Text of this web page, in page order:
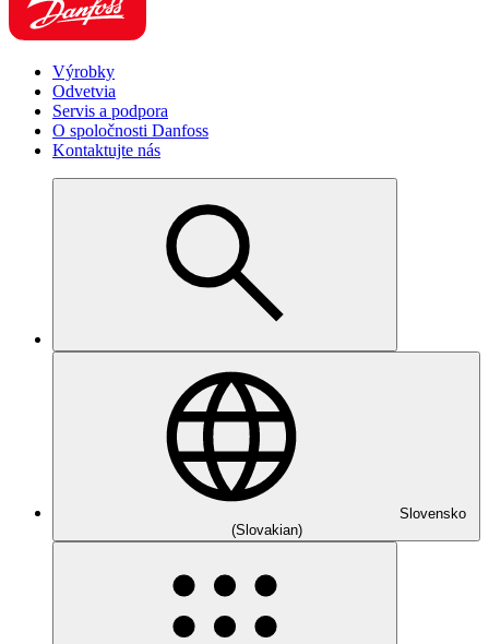
Výrobky
Odvetvia
Servis a podpora
O spoločnosti Danfoss
Kontaktujte nás
Slovensko
(Slovakian)